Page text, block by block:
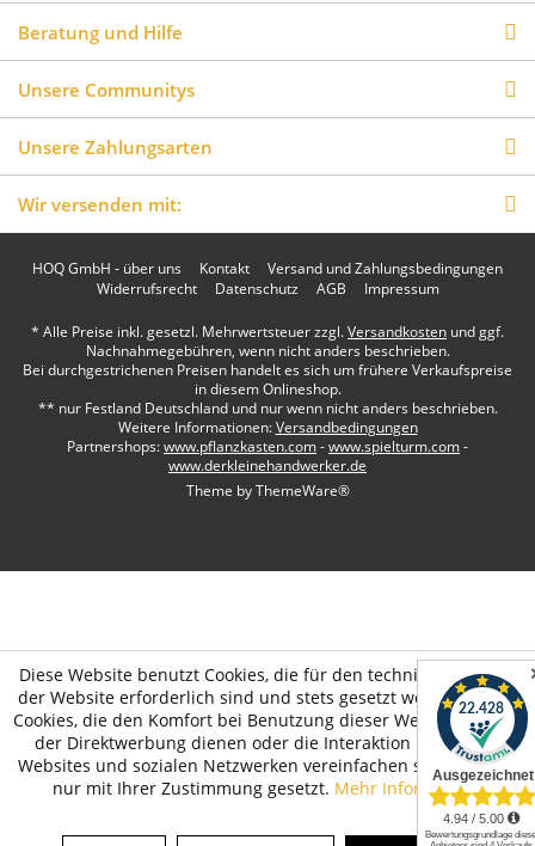
Beratung und Hilfe
Unsere Communitys
Unsere Zahlungsarten
Wir versenden mit:
HOQ GmbH - über uns Kontakt
Versand und Zahlungsbedingungen
Widerrufsrecht
Datenschutz AGB Impressum
* Alle Preise inkl. gesetzl. Mehrwertsteuer zzgl.Versandkosten und ggf.
Nachnahmegebühren, wenn nicht anders beschrieben.
Bei durchgestrichenen Preisen handelt es sich um frühere Verkaufspreise
in diesem Onlineshop.
** nur Festland Deutschland und nur wenn nicht anders beschrieben.
Weitere Informationen:Versandbedingungen
Partnershops:www.pflanzkasten.com-www.spielturm.com-
www.derkleinehandwerker.de
Theme byThemeWare®
Diese Website benutzt Cookies, die für den technischen Betrieb
der Website erforderlich sind und stets gesetzt werden. Andere
Cookies, die den Komfort bei Benutzung dieser Website erhöhen,
der Direktwerbung dienen oder die Interaktion mit anderen
Websites und sozialen Netzwerken vereinfachen sollen, werden
nur mit Ihrer Zustimmung gesetzt. Mehr Informationen